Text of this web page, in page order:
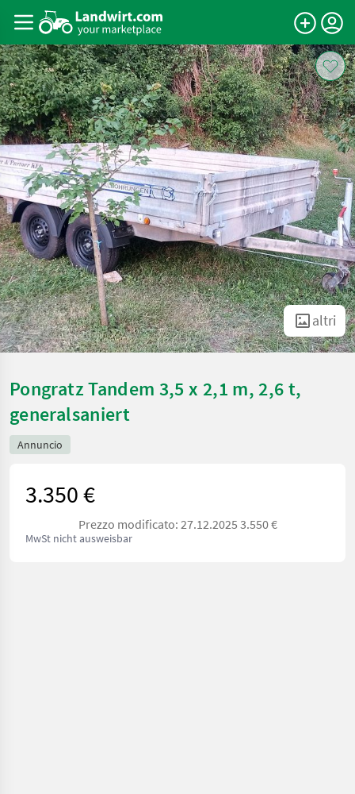
altri
Pongratz Tandem 3,5 x 2,1 m, 2,6 t,
generalsaniert
Annuncio
3.350 €
Prezzo modificato: 27.12.2025 3.550 €
MwSt nicht ausweisbar